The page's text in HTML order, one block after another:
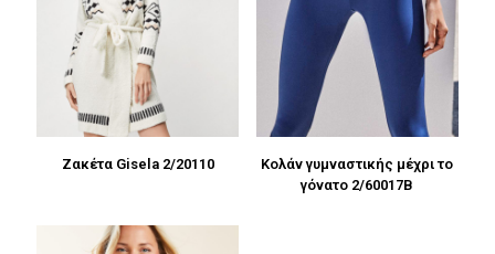
Ζακέτα Gisela 2/20110
Κολάν γυμναστικής μέχρι το
γόνατο 2/60017B